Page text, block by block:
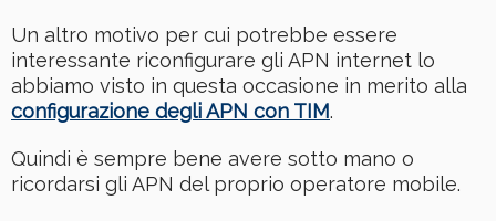
Un altro motivo per cui potrebbe essere
interessante riconfigurare gli APN internet lo
abbiamo visto in questa occasione in merito alla
configurazione degli APN con TIM.
Quindi è sempre bene avere sotto mano o
ricordarsi gli APN del proprio operatore mobile.